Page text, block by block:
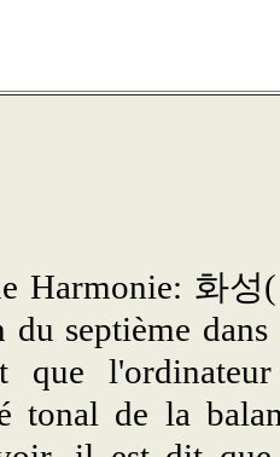
Harmonie: 화
septième
que
tonal de la